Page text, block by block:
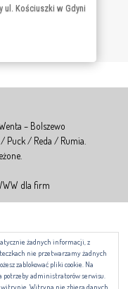
IV/2021-IV/2022.
Ośrodka Leczenia Chorób
realizacja XI/2021-III/2022.
/ Puck / Reda / Rumia.
WWW dla firm